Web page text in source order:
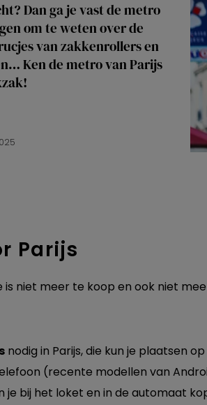
Dan ga je vast de metro
om te weten over de
van zakkenrollers en
Ken de metro van Parijs
Parijs
niet meer te koop en ook niet
nodig in Parijs, die kun je plaatsen
(recente modellen van
bij het loket en in de automaat